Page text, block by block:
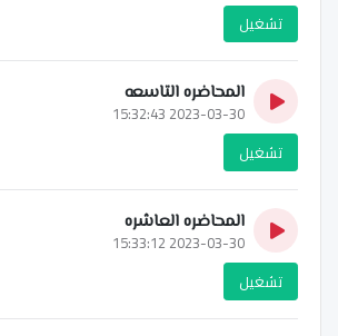
تشغيل
المحاضره التاسعه
2023-03-30 15:32:43
تشغيل
المحاضره العاشره
2023-03-30 15:33:12
تشغيل